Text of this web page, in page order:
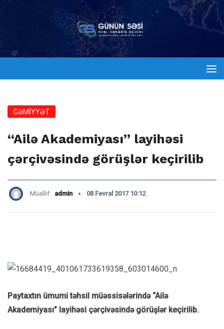
CƏMİYYƏT
“Ailə Akademiyası” layihəsi
çərçivəsində görüşlər keçirilib
Müəllif: admin 08 Fevral 2017 10:12
Paytaxtın ümumi təhsil müəssisələrində “Ailə
Akademiyası” layihəsi çərçivəsində görüşlər keçirilib.